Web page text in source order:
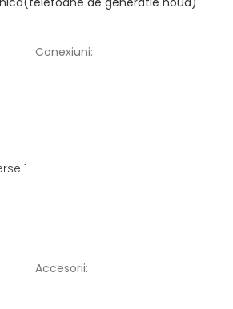
Conexiuni:
1
Accesorii: